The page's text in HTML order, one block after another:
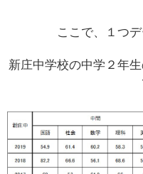
ここで、１つ
新庄中学校の中学２年